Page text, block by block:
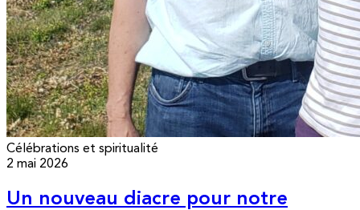
Célébrations et spiritualité
2 mai 2026
Un nouveau diacre pour notre